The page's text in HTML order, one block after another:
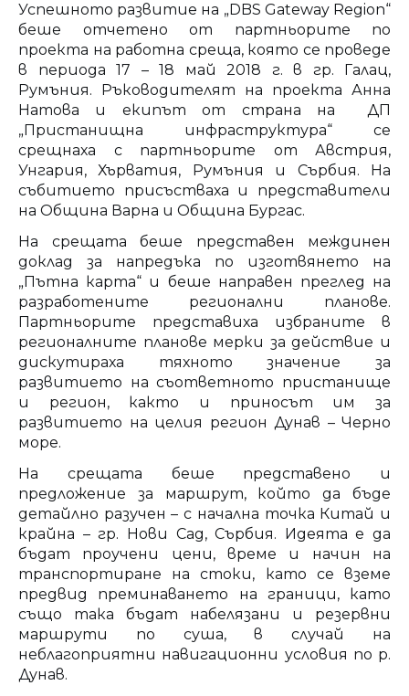
Успешното развитие на „DBS Gateway Region“
беше отчетено от партньорите по
проекта на работна среща, която се проведе
в периода 17 – 18 май 2018 г. в гр. Галац,
Румъния. Ръководителят на проекта Анна
Натова и екипът от страна на ДП
„Пристанищна инфраструктура“ се
срещнаха с партньорите от Австрия,
Унгария, Хърватия, Румъния и Сърбия. На
събитието присъстваха и представители
на Община Варна и Община Бургас.
На срещата беше представен междинен
доклад за напредъка по изготвянето на
„Пътна карта“ и беше направен преглед на
разработените регионални планове.
Партньорите представиха избраните в
регионалните планове мерки за действие и
дискутираха тяхното значение за
развитието на съответното пристанище
и регион, както и приносът им за
развитието на целия регион Дунав – Черно
море.
На срещата беше представено и
предложение за маршрут, който да бъде
детайлно разучен – с начална точка Китай и
крайна – гр. Нови Сад, Сърбия. Идеята е да
бъдат проучени цени, време и начин на
транспортиране на стоки, като се вземе
предвид преминаването на граници, като
също така бъдат набелязани и резервни
маршрути по суша, в случай на
неблагоприятни навигационни условия по р.
Дунав.